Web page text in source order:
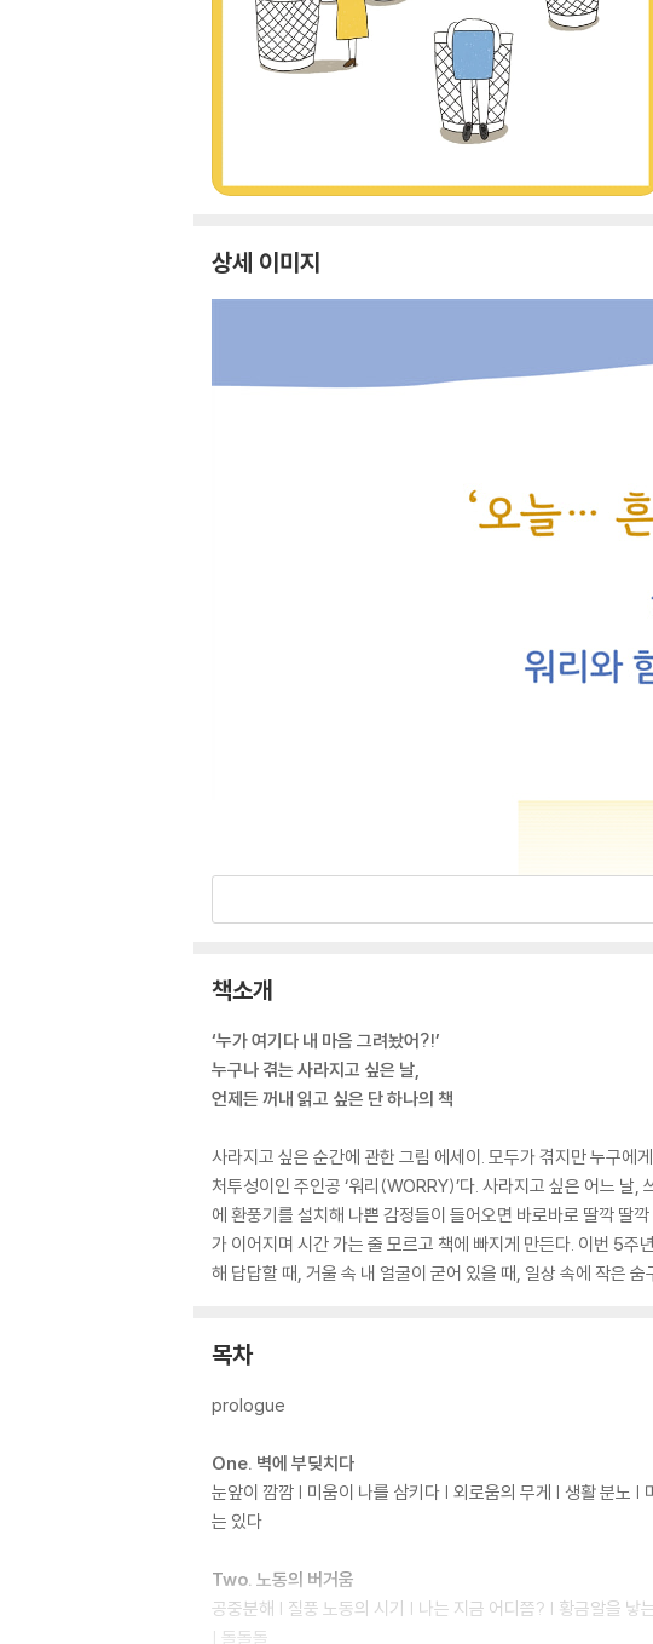
상세 이미지
책소개
‘누가 여기다 내 마음 그려놨어?!’
누구나 겪는 사라지고 싶은 날,
언제든 꺼내 읽고 싶은 단 하나의 책
사라지고 싶은 순간에 관한 그림 에세이. 모두가 겪지만 누구에
처투성이인 주인공 ‘워리(WORRY)’다. 사라지고 싶은 어느 날
에 환풍기를 설치해 나쁜 감정들이 들어오면 바로바로 딸깍 딸
가 이어지며 시간 가는 줄 모르고 책에 빠지게 만든다. 이번 5주
해 답답할 때, 거울 속 내 얼굴이 굳어 있을 때, 일상 속에 작은
목차
prologue
One. 벽에 부딪치다
눈앞이 깜깜 | 미움이 나를 삼키다 | 외로움의 무게 | 생활 분노
는 있다
Two. 노동의 버거움
공중분해 | 질풍 노동의 시기 | 나는 지금 어디쯤? | 황금알을
| 돌돌돌